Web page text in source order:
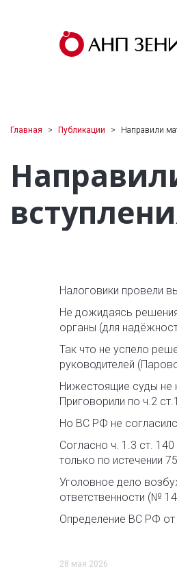
Главная Публикации Направили
Налоговики провели
Не дожидаясь
органы (для
Так что не успело
руководителей
Нижестоящие суды не
Приговорили по ч.2
Но ВС РФ не
Согласно ч. 1.3 ст.
только по истечении
Уголовное дело
ответственности (№
Определение ВС РФ
28 мая 2026